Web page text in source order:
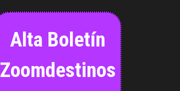
Alta Boletín
Zoomdestinos